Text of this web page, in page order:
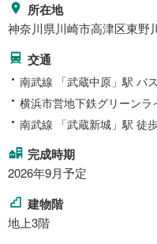
所在地
神奈川県川崎市高津区東野
交通
南武線 「武蔵中原」駅 バ
横浜市営地下鉄グリーン
南武線 「武蔵新城」駅 徒
完成時期
2026年9月予定
建物階
地上3階